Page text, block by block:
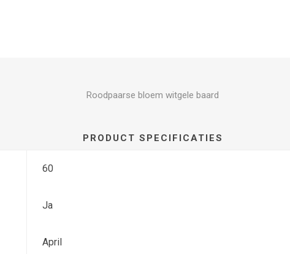
Roodpaarse bloem witgele baard
PRODUCT SPECIFICATIES
60
Ja
April